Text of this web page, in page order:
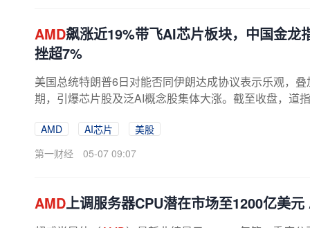
AMD飙涨近19%带飞AI芯片板块，中国金龙
挫超7%
美国总统特朗普6日对能否同伊朗达成协议表示乐观，
期，引爆芯片股及泛AI概念股集体大涨。截至收盘，道
AMD AI芯片
美股
第一财经
05-07 09:07
AMD上调服务器CPU潜在市场至1200亿美